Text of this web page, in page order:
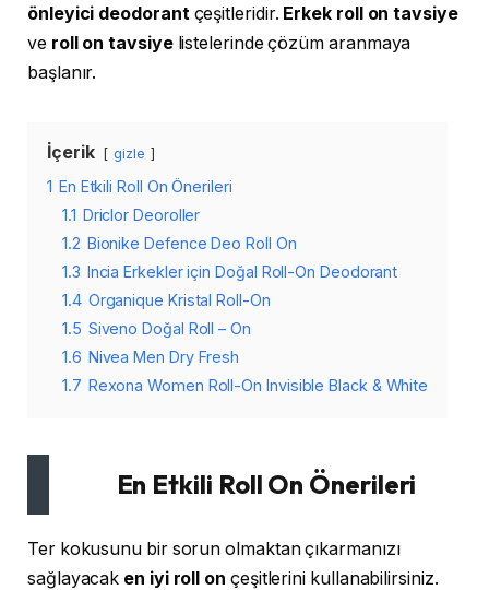
önleyici deodorant çeşitleridir. Erkek roll on tavsiye
ve roll on tavsiye listelerinde çözüm aranmaya
başlanır.
İçerik gizle
1 En Etkili Roll On Önerileri
1.1 Driclor Deoroller
1.2 Bionike Defence Deo Roll On
1.3 Incia Erkekler için Doğal Roll-On Deodorant
1.4 Organique Kristal Roll-On
1.5 Siveno Doğal Roll – On
1.6 Nivea Men Dry Fresh
1.7 Rexona Women Roll-On Invisible Black & White
En Etkili Roll On Önerileri
Ter kokusunu bir sorun olmaktan çıkarmanızı
sağlayacak en iyi roll on çeşitlerini kullanabilirsiniz.